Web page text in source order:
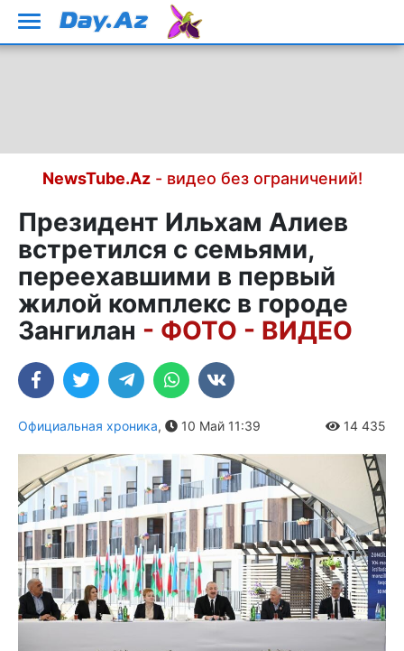
NewsTube.Az- видео без ограничений!
Президент Ильхам Алиев
встретился с семьями,
переехавшими в первый
жилой комплекс в городе
Зангилан - ФОТО - ВИДЕО
Официальная хроника, 10 Май 11:39 14 435